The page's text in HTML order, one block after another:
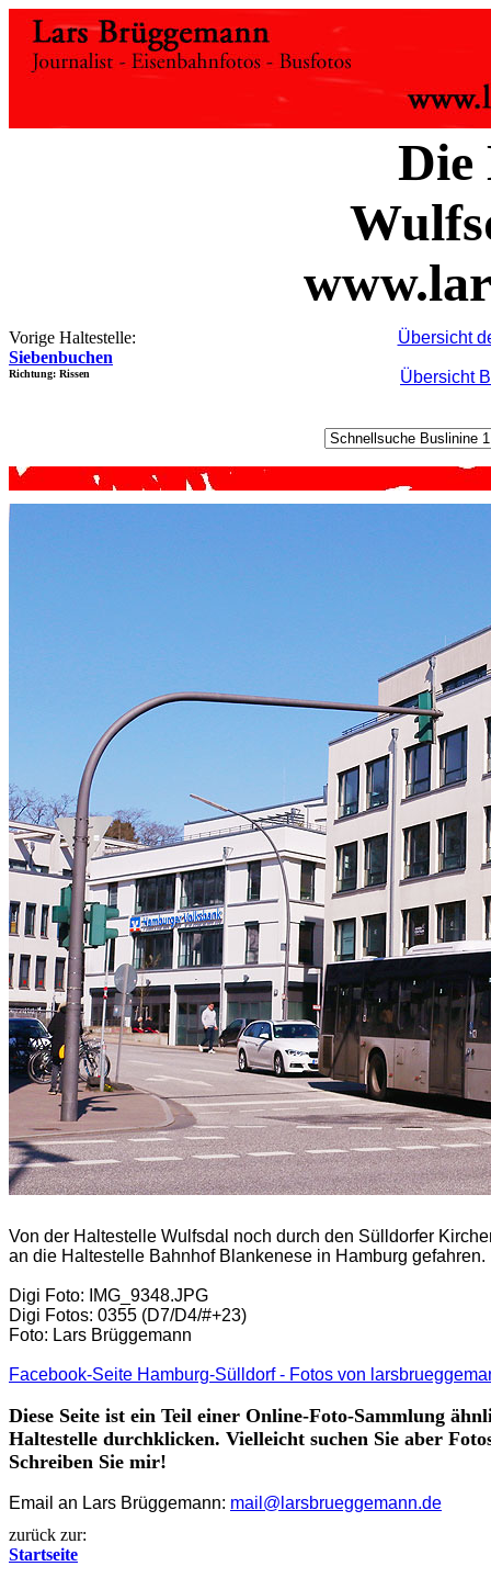
Die
Vorige Haltestelle:
Siebenbuchen
Richtung: Rissen
Übersicht
Übersicht
Von der Haltestelle Wulfsdal noch durch den Sülldorfer
an die Haltestelle Bahnhof Blankenese in Hamburg
Digi Foto: IMG_9348.JPG
Digi Fotos: 0355 (D7/D4/#+23)
Foto: Lars Brüggemann
Facebook-Seite Hamburg-Sülldorf - Fotos von
Diese Seite ist ein Teil einer Online-Foto-Sammlung
Haltestelle durchklicken. Vielleicht suchen Sie aber
Schreiben Sie mir!
Email an Lars Brüggemann: mail@larsbrueggemann.de
zurück zur:
Startseite